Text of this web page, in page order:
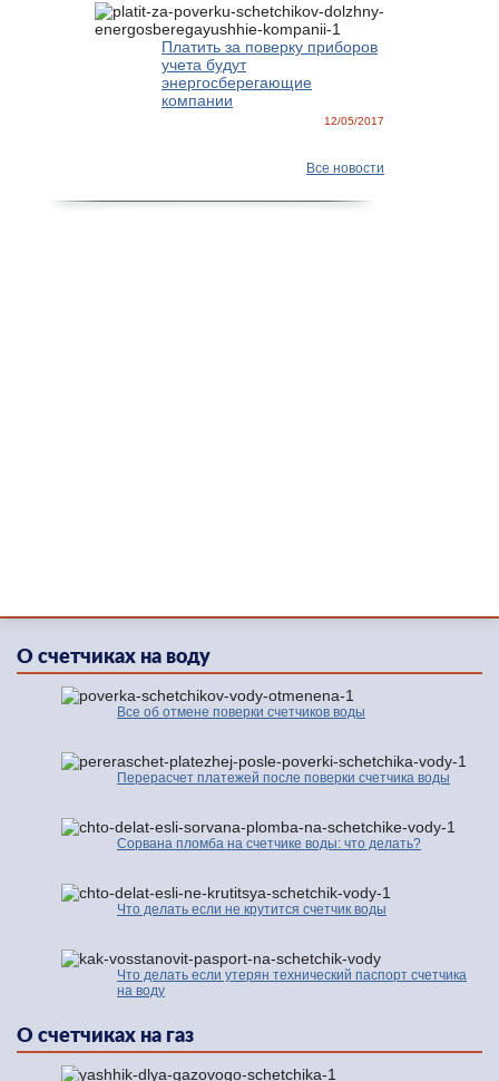
Платить за поверку приборов
учета будут
энергосберегающие
компании
12/05/2017
Все новости
О счетчиках на воду
Все об отмене поверки счетчиков воды
Перерасчет платежей после поверки счетчика воды
Сорвана пломба на счетчике воды: что делать?
Что делать если не крутится счетчик воды
Что делать если утерян технический паспорт счетчика
на воду
О счетчиках на газ